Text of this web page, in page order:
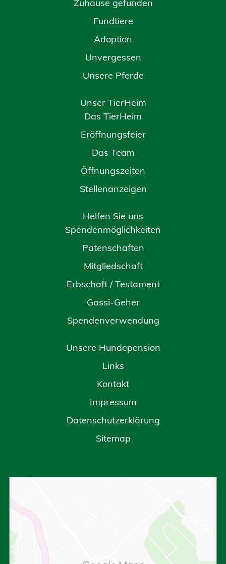
Zuhause gefunden
Fundtiere
Adoption
Unvergessen
Unsere Pferde
Unser TierHeim
Das TierHeim
Eröffnungsfeier
Das Team
Öffnungszeiten
Stellenanzeigen
Helfen Sie uns
Spendenmöglichkeiten
Patenschaften
Mitgliedschaft
Erbschaft / Testament
Gassi-Geher
Spendenverwendung
Unsere Hundepension
Links
Kontakt
Impressum
Datenschutzerklärung
Sitemap